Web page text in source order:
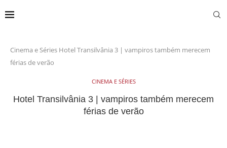
Cinema e Séries Hotel Transilvânia 3 | vampiros também merecem
férias de verão
CINEMA E SÉRIES
Hotel Transilvânia 3 | vampiros também merecem
férias de verão